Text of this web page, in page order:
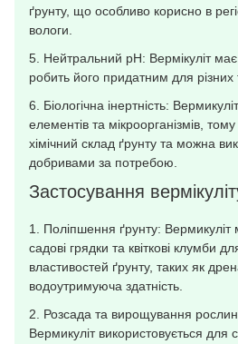
ґрунту, що особливо корисно в
вологи.
5. Нейтральний pH: Вермікуліт
робить його придатним для різних
6. Біологічна інертність:
елементів та мікроорганізмів,
хімічний склад ґрунту та можна
добривами за потребою.
Застосування
1. Поліпшення ґрунту:
садові грядки та квіткові клумби
властивостей ґрунту, таких як
водоутримуюча здатність.
2. Розсада та вирощування
Вермикуліт використовується для